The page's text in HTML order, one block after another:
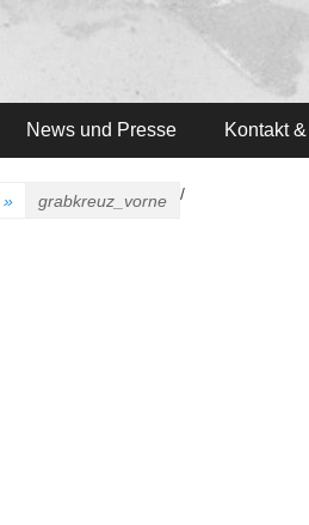
News und Presse Kontakt
/
» grabkreuz_vorne